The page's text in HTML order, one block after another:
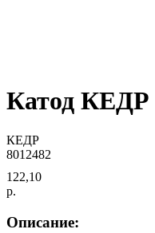
Катод КЕДР
КЕДР
8012482
122,10
р.
Описание: